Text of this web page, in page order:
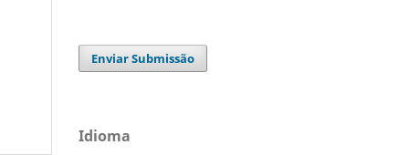
Enviar Submissão
Idioma